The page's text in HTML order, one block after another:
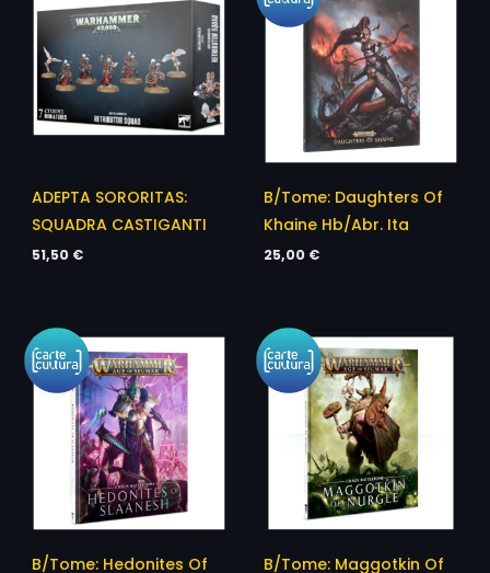
ADEPTA SORORITAS:
SQUADRA CASTIGANTI
51,50 €
B/Tome: Daughters Of
Khaine Hb/Abr. Ita
25,00 €
B/Tome: Hedonites Of
B/Tome: Maggotkin Of